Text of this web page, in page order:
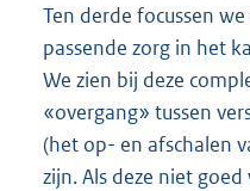
Ten derde focussen
passende zorg in het
We zien bij deze
«overgang» tussen
(het op- en afschalen
zijn. Als deze niet